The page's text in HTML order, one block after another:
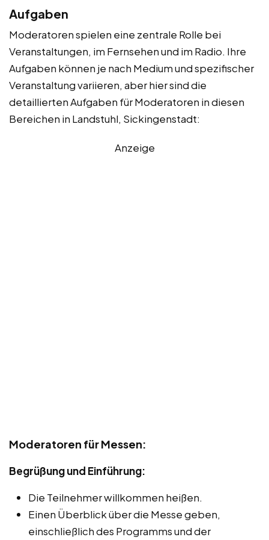
Aufgaben
Moderatoren spielen eine zentrale Rolle bei
Veranstaltungen, im Fernsehen und im Radio. Ihre
Aufgaben können je nach Medium und spezifischer
Veranstaltung variieren, aber hier sind die
detaillierten Aufgaben für Moderatoren in diesen
Bereichen in Landstuhl, Sickingenstadt:
Anzeige
Moderatoren für Messen:
Begrüßung und Einführung:
Die Teilnehmer willkommen heißen.
Einen Überblick über die Messe geben,
einschließlich des Programms und der